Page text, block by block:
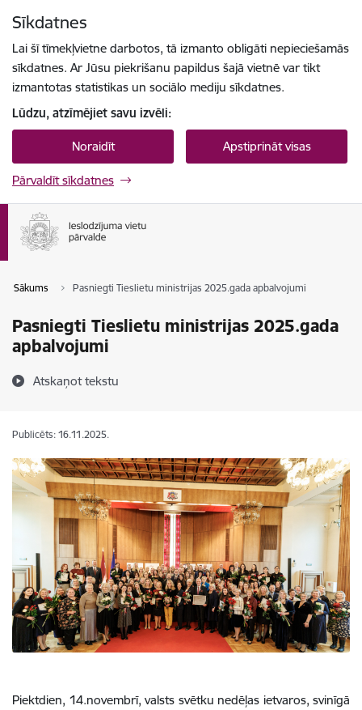
Sīkdatnes
Lai šī tīmekļvietne darbotos, tā izmanto obligāti nepieciešamās
sīkdatnes. Ar Jūsu piekrišanu papildus šajā vietnē var tikt
izmantotas statistikas un sociālo mediju sīkdatnes.
Lūdzu, atzīmējiet savu izvēli:
Noraidīt Apstiprināt visas
Pārvaldīt sīkdatnes
Sākums Pasniegti Tieslietu ministrijas 2025.gada apbalvojumi
Pasniegti Tieslietu ministrijas 2025.gada
apbalvojumi
Atskaņot tekstu
Publicēts: 16.11.2025.
Piektdien, 14.novembrī, valsts svētku nedēļas ietvaros, svinīgā